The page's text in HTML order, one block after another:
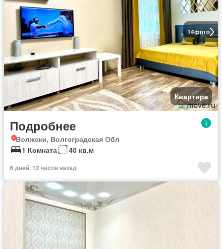
14фото
Квартира
Подробнее
Волжски, Волгоградская Обл
1 Комната
40 кв.м
6 дней, 12 часов назад